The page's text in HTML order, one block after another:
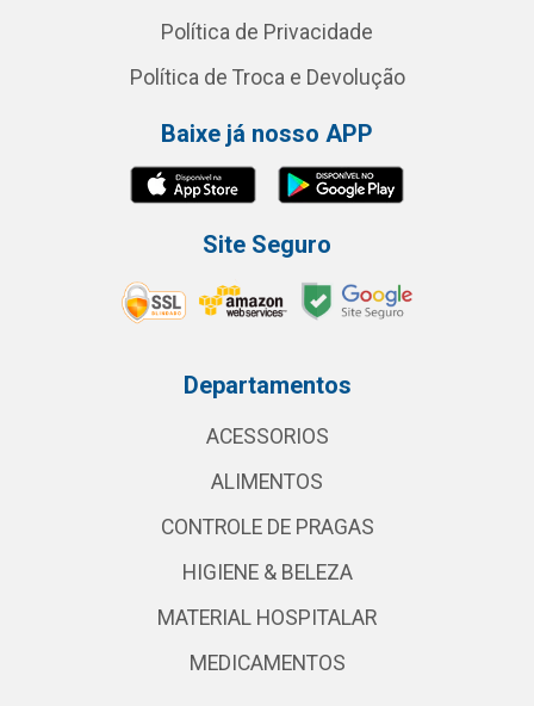
Política de Privacidade
Política de Troca e Devolução
Baixe já nosso APP
Site Seguro
Departamentos
ACESSORIOS
ALIMENTOS
CONTROLE DE PRAGAS
HIGIENE & BELEZA
MATERIAL HOSPITALAR
MEDICAMENTOS